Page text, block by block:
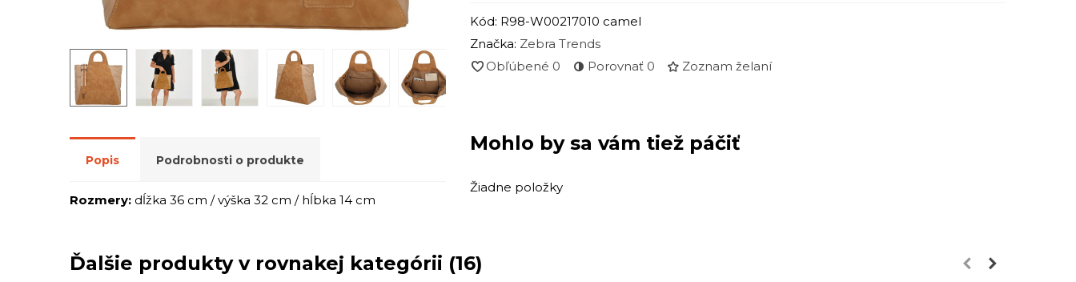
Kód: R98-W00217010 camel
Značka: Zebra Trends
Obľúbené 0 Porovnať 0 Zoznam želaní
Popis Podrobnosti o produkte
Rozmery: dĺžka 36 cm / výška 32 cm / hĺbka 14 cm
Mohlo by sa vám tiež páčiť
Žiadne položky
Ďalšie produkty v rovnakej kategórii (16)